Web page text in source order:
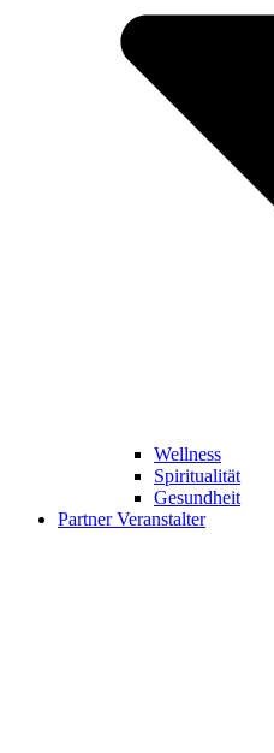
Wellness
Spiritualität
Gesundheit
Partner Veranstalter